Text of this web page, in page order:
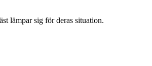
lämpar sig för deras situation.